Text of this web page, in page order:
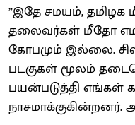
”இதே சமயம்,
தலைவர்கள் மீதோ
கோபமும் இல்லை.
படகுகள் மூலம்
பயன்படுத்தி
நாசமாக்குகின்றனர்.